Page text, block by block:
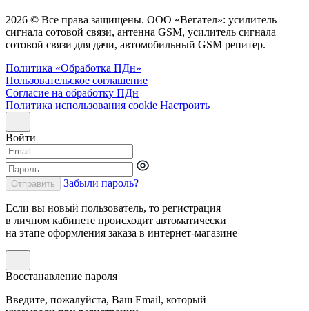
2026 © Все права защищены. ООО «Вегател»: усилитель
сигнала сотовой связи, антенна GSM, усилитель сигнала
сотовой связи для дачи, автомобильный GSM репитер.
Политика «Обработка ПДн»
Пользовательское соглашение
Согласие на обработку ПДн
Политика использования cookie Настроить
Войти
Отправить Забыли пароль?
Если вы новый пользователь, то регистрация
в личном кабинете происходит автоматически
на этапе оформления заказа в интернет-магазине
Восстанавление пароля
Введите, пожалуйста, Ваш Email, который